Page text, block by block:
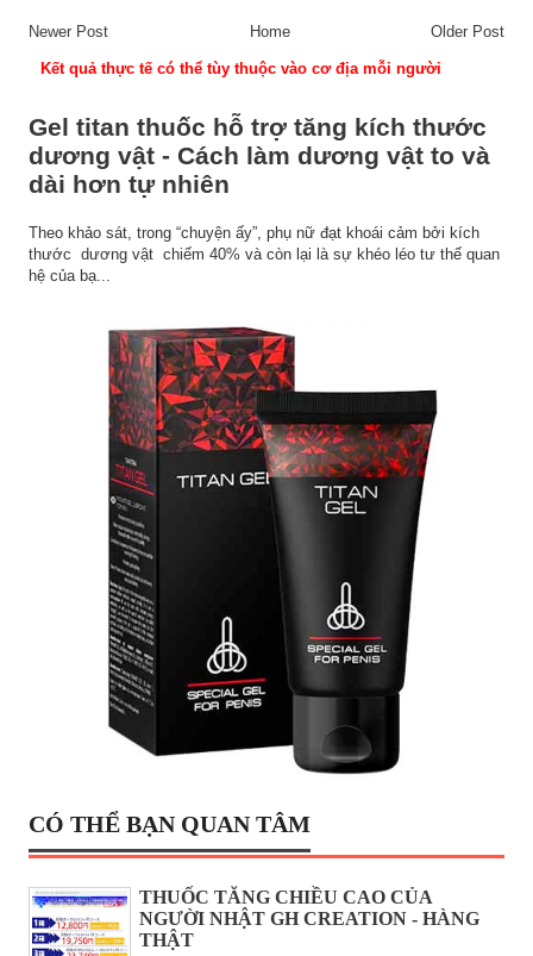
Newer Post Older Post
Home
Kết quả thực tế có thể tùy thuộc vào cơ địa mỗi người
Gel titan thuốc hỗ trợ tăng kích thước
dương vật - Cách làm dương vật to và
dài hơn tự nhiên
Theo khảo sát, trong “chuyện ấy”, phụ nữ đạt khoái cảm bởi kích
thước dương vật chiếm 40% và còn lại là sự khéo léo tư thế quan
hệ của bạ...
CÓ THỂ BẠN QUAN TÂM
THUỐC TĂNG CHIỀU CAO CỦA
NGƯỜI NHẬT GH CREATION - HÀNG
THẬT